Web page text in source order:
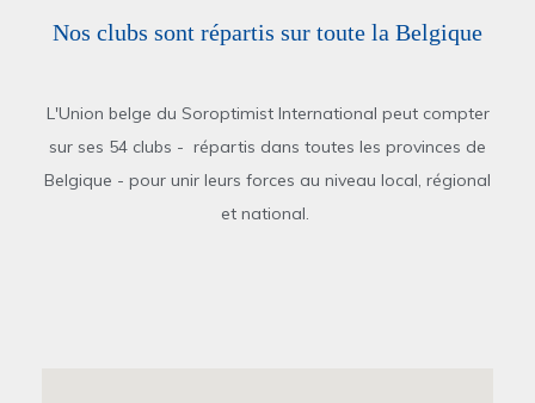
Nos clubs sont répartis sur toute la Belgique
L'Union belge du Soroptimist International peut compter
sur ses 54 clubs - répartis dans toutes les provinces de
Belgique - pour unir leurs forces au niveau local, régional
et national.